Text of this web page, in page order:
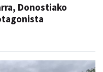
Donostiako